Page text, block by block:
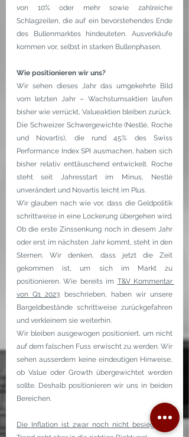
von 10% oder mehr sowie zahlreiche
Schlagzeilen, die auf ein bevorstehendes Ende
des Bullenmarktes hindeuteten. Ausverkäufe
kommen vor, selbst in starken Bullenphasen.
Wie positionieren wir uns?
Wir sehen dieses Jahr das umgekehrte Bild
vom letzten Jahr – Wachstumsaktien laufen
bisher wie verrückt, Valueaktien bleiben zurück.
Die Schweizer Schwergewichte (Nestlé, Roche
und Novartis), die rund 45% des Swiss
Performance Index SPI ausmachen, haben sich
bisher relativ enttäuschend entwickelt. Roche
steht seit Jahresstart im Minus, Nestlé
unverändert und Novartis leicht im Plus.
Wir glauben nach wie vor, dass die Geldpolitik
schrittweise in eine Lockerung übergehen wird.
Ob die erste Zinssenkung noch in diesem Jahr
oder erst im nächsten Jahr kommt, steht in den
Sternen. Wir denken, dass jetzt die Zeit
gekommen ist, um sich im Markt zu
positionieren. Wie bereits im T&V Kommentar
von Q1 2023 beschrieben, haben wir unsere
Bargeldbestände schrittweise zurückgefahren
und verkleinern sie weiterhin.
Wir bleiben ausgewogen positioniert, um nicht
auf dem falschen Fuss erwischt zu werden. Wir
sehen ausserdem keine eindeutigen Hinweise,
ob Value oder Growth übergewichtet werden
sollte. Deshalb positionieren wir uns in beiden
Bereichen.
Die Inflation ist zwar noch nicht besiegt, der